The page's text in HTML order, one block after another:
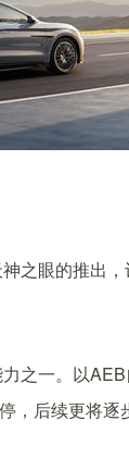
之眼的推出
之一。以
后续更将逐